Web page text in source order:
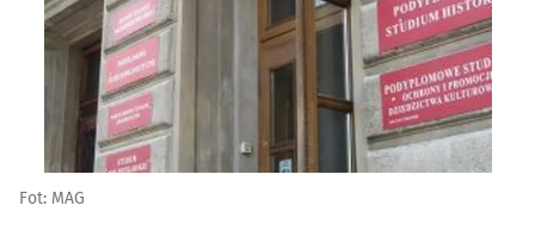
Fot: MAG